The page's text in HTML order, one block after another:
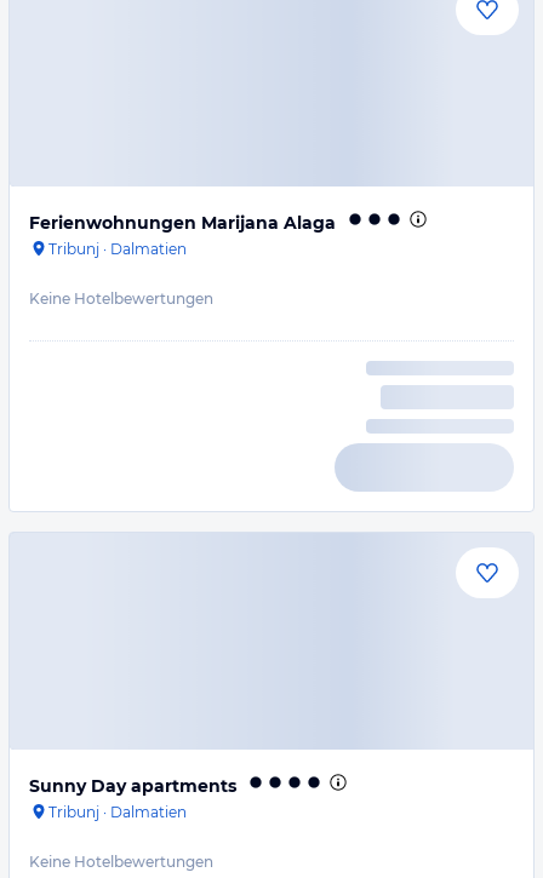
Ferienwohnungen Marijana Alaga
Tribunj · Dalmatien
Keine Hotelbewertungen
Sunny Day apartments
Tribunj · Dalmatien
Keine Hotelbewertungen